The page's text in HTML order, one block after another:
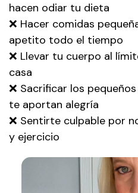
hacen odiar tu dieta
❌ Hacer comidas
apetito todo el tiempo
❌ Llevar tu cuerpo al
casa
❌ Sacrificar los
te aportan alegría
❌ Sentirte culpable por
y ejercicio